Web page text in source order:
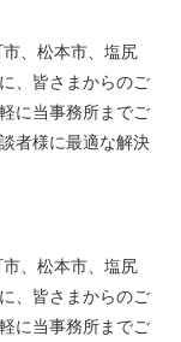
、松本市、塩尻
、皆さまからのご
に当事務所までご
者様に最適な解決
、松本市、塩尻
、皆さまからのご
に当事務所までご